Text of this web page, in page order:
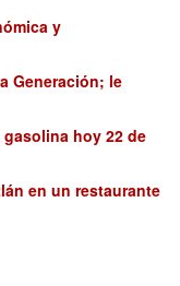
y
Generación; le
gasolina hoy 22 de
en un restaurante